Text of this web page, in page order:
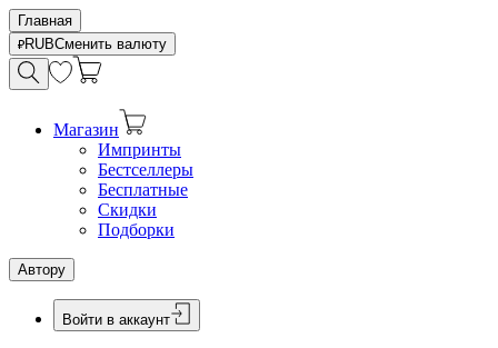
Главная
RUBСменить валюту
Магазин
Импринты
Бестселлеры
Бесплатные
Скидки
Подборки
Автору
Войти в аккаунт